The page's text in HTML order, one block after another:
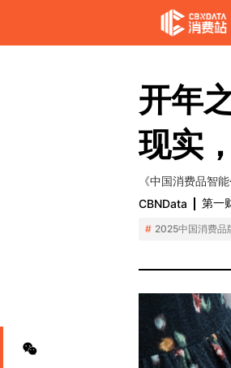
开年
现实
《中国消费品智
CBNData
第一
2025中国消费品